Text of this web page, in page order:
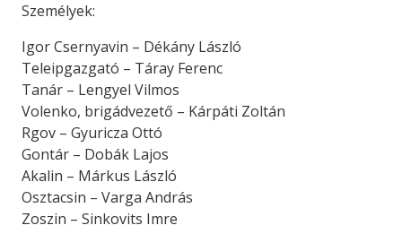
Személyek:
Igor Csernyavin – Dékány László
Teleipgazgató – Táray Ferenc
Tanár – Lengyel Vilmos
Volenko, brigádvezető – Kárpáti Zoltán
Rgov – Gyuricza Ottó
Gontár – Dobák Lajos
Akalin – Márkus László
Osztacsin – Varga András
Zoszin – Sinkovits Imre